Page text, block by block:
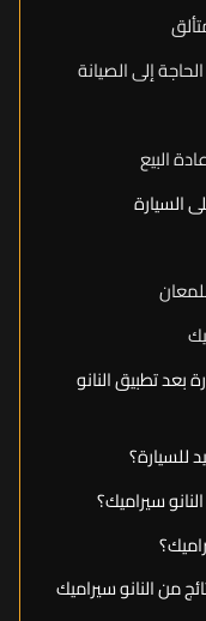
السيارة
بعد تطبيق النانو
للسيارة؟
سيراميك؟
من النانو سيراميك